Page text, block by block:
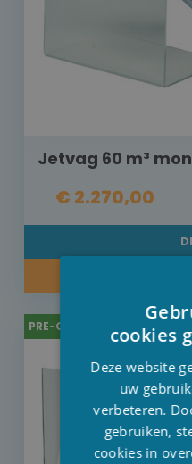
Jetvag 60 m³
€ 2.270,00
PRE-ORDER
cookies
Deze website
uw
verbeteren.
gebruiken,
cookies in